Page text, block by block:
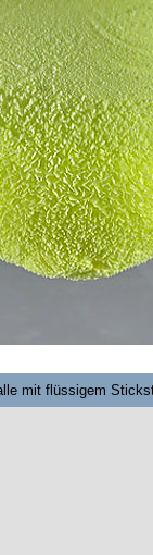
mit flüssigem